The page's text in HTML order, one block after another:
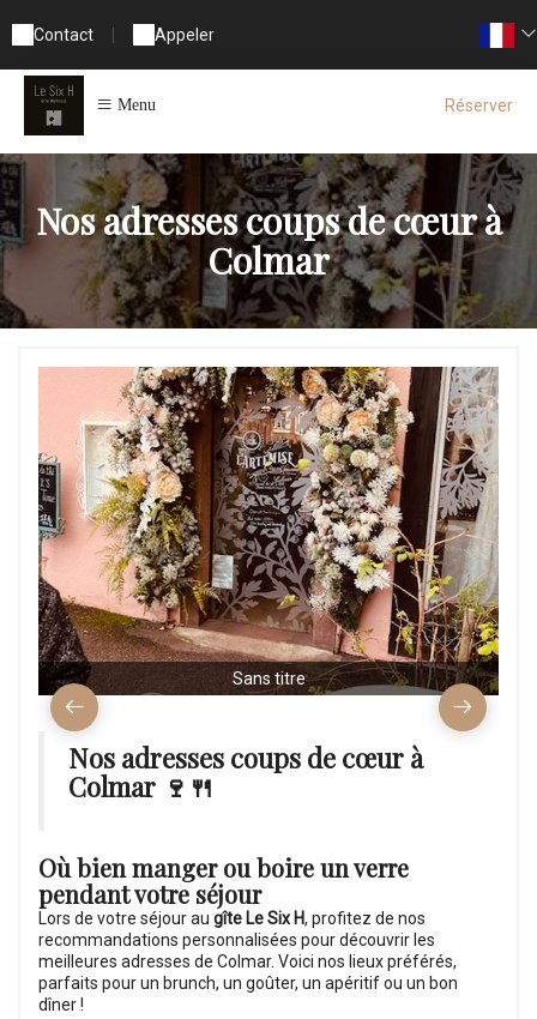
Contact Appeler
Menu Réserver
Nos adresses coups de cœur à
Colmar
Sans titre
Nos adresses coups de cœur à
Colmar 🍷🍴
Où bien manger ou boire un verre
pendant votre séjour
Lors de votre séjour au gîte Le Six H, profitez de nos
recommandations personnalisées pour découvrir les
meilleures adresses de Colmar. Voici nos lieux préférés,
parfaits pour un brunch, un goûter, un apéritif ou un bon
dîner !